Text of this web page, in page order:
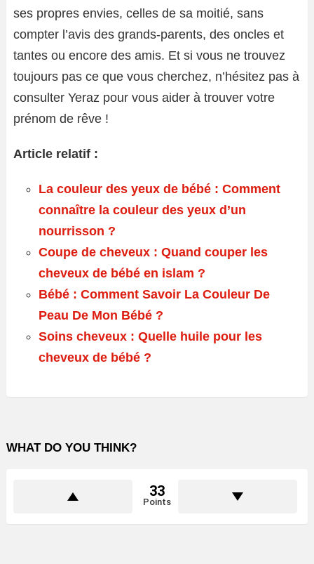
ses propres envies, celles de sa moitié, sans
compter l’avis des grands-parents, des oncles et
tantes ou encore des amis. Et si vous ne trouvez
toujours pas ce que vous cherchez, n’hésitez pas à
consulter Yeraz pour vous aider à trouver votre
prénom de rêve !
Article relatif :
La couleur des yeux de bébé : Comment
connaître la couleur des yeux d’un
nourrisson ?
Coupe de cheveux : Quand couper les
cheveux de bébé en islam ?
Bébé : Comment Savoir La Couleur De
Peau De Mon Bébé ?
Soins cheveux : Quelle huile pour les
cheveux de bébé ?
WHAT DO YOU THINK?
33
Points